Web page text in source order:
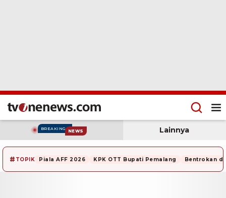
BREAKING NEWS Lainnya
# TOPIK Piala AFF 2026 KPK OTT Bupati Pemalang Bentrokan di